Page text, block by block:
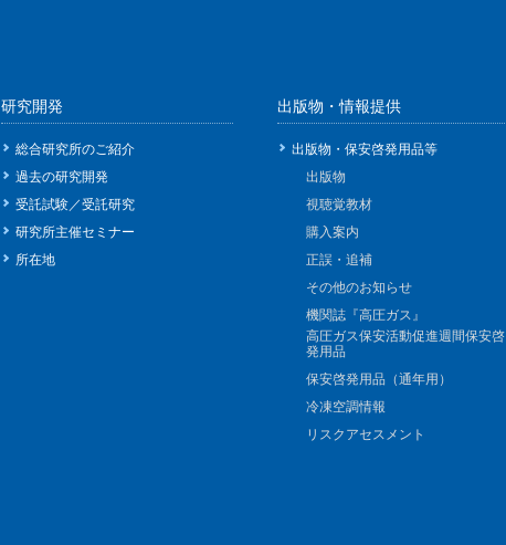
研究開発
総合研究所のご紹介
過去の研究開発
受託試験／受託研究
研究所主催セミナー
所在地
出版物・情報提供
出版物・保安啓発用品等
出版物
視聴覚教材
購入案内
正誤・追補
その他のお知らせ
機関誌『高圧ガス』
高圧ガス保安活動促進週間保安啓
発用品
保安啓発用品（通年用）
冷凍空調情報
リスクアセスメント